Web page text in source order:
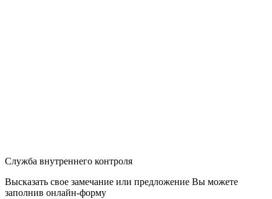
Служба внутреннего контроля
Высказать свое замечание или предложение Вы можете
заполнив онлайн-форму